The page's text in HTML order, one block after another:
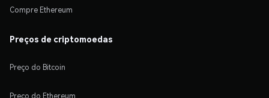
Compre Ethereum
Preços de criptomoedas
Preço do Bitcoin
Preço do Ethereum